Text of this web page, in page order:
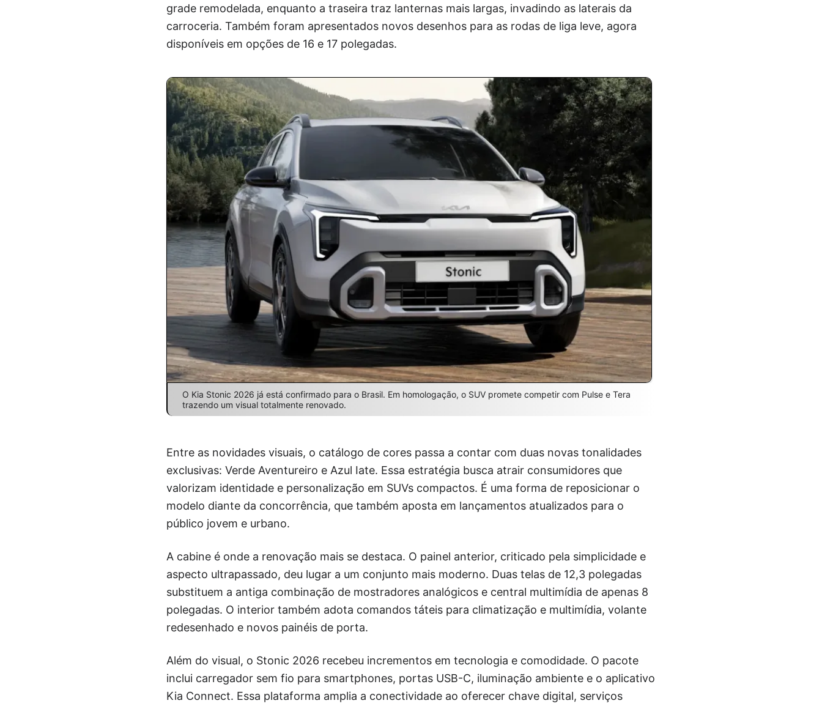
grade remodelada, enquanto a traseira traz lanternas mais largas, invadindo as laterais da
carroceria. Também foram apresentados novos desenhos para as rodas de liga leve, agora
disponíveis em opções de 16 e 17 polegadas.
O Kia Stonic 2026 já está confirmado para o Brasil. Em homologação, o SUV promete competir com Pulse e Tera
trazendo um visual totalmente renovado.
Entre as novidades visuais, o catálogo de cores passa a contar com duas novas tonalidades
exclusivas: Verde Aventureiro e Azul Iate. Essa estratégia busca atrair consumidores que
valorizam identidade e personalização em SUVs compactos. É uma forma de reposicionar o
modelo diante da concorrência, que também aposta em lançamentos atualizados para o
público jovem e urbano.
A cabine é onde a renovação mais se destaca. O painel anterior, criticado pela simplicidade e
aspecto ultrapassado, deu lugar a um conjunto mais moderno. Duas telas de 12,3 polegadas
substituem a antiga combinação de mostradores analógicos e central multimídia de apenas 8
polegadas. O interior também adota comandos táteis para climatização e multimídia, volante
redesenhado e novos painéis de porta.
Além do visual, o Stonic 2026 recebeu incrementos em tecnologia e comodidade. O pacote
inclui carregador sem fio para smartphones, portas USB-C, iluminação ambiente e o aplicativo
Kia Connect. Essa plataforma amplia a conectividade ao oferecer chave digital, serviços